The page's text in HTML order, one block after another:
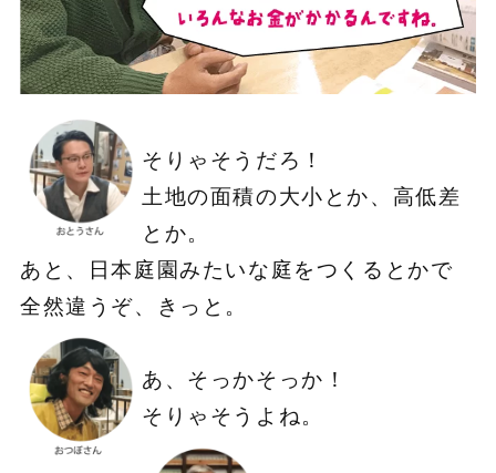
そりゃそうだろ！
土地の面積の大小とか、高低差
とか。
あと、日本庭園みたいな庭をつくるとかで
全然違うぞ、きっと。
あ、そっかそっか！
そりゃそうよね。